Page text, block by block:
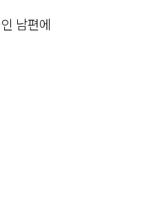
남편에